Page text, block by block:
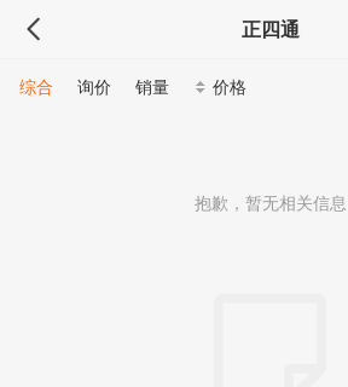
正四通
综合 询价 销量 价格
抱歉，暂无相关信息